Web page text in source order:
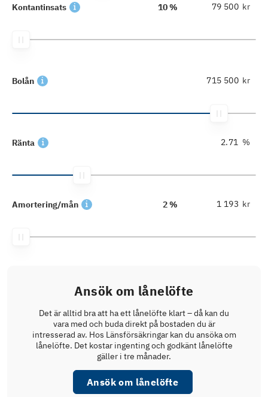
Kontantinsats 10 % kr
Bolån kr
Ränta %
Amortering/mån 2 % kr
Ansök om lånelöfte
Det är alltid bra att ha ett lånelöfte klart – då kan du
vara med och buda direkt på bostaden du är
intresserad av. Hos Länsförsäkringar kan du ansöka om
lånelöfte. Det kostar ingenting och godkänt lånelöfte
gäller i tre månader.
Ansök om lånelöfte